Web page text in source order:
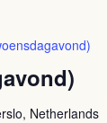
Netherlands